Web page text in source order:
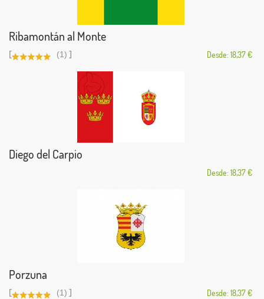
Ribamontán al Monte
[ (1) ] Desde: 18,37 €
Diego del Carpio
Desde: 18,37 €
Porzuna
[ (1) ] Desde: 18,37 €